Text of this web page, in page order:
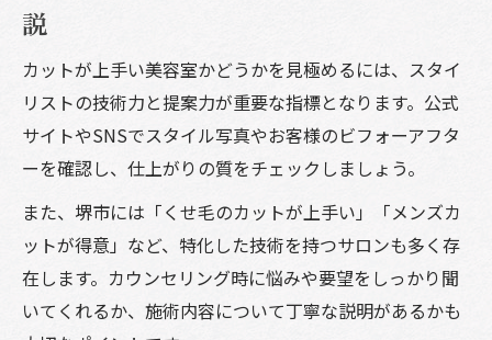
説
カットが上手い美容室かどうかを見極めるには、スタイ
リストの技術力と提案力が重要な指標となります。公式
サイトやSNSでスタイル写真やお客様のビフォーアフタ
ーを確認し、仕上がりの質をチェックしましょう。
また、堺市には「くせ毛のカットが上手い」「メンズカ
ットが得意」など、特化した技術を持つサロンも多く存
在します。カウンセリング時に悩みや要望をしっかり聞
いてくれるか、施術内容について丁寧な説明があるかも